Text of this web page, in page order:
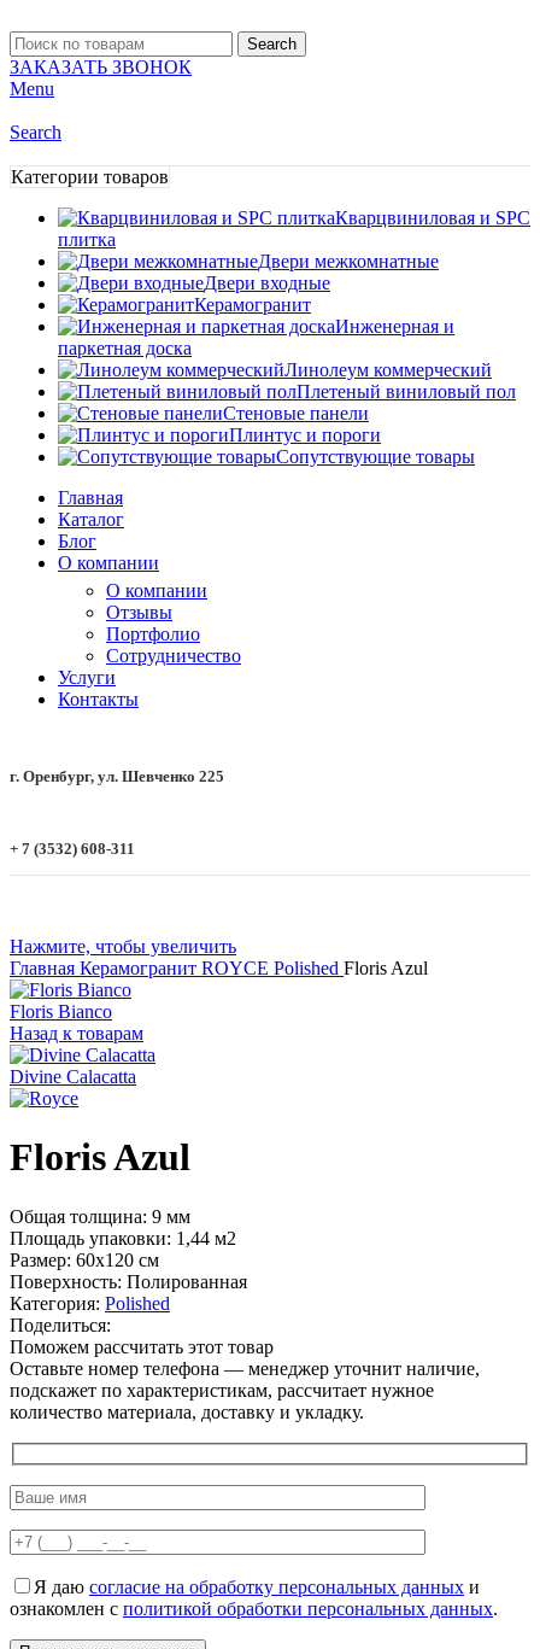
Search
ЗАКАЗАТЬ ЗВОНОК
Menu
Search
Категории товаров
Кварцвиниловая и SPC
плитка
Двери межкомнатные
Двери входные
Керамогранит
Инженерная и
паркетная доска
Линолеум коммерческий
Плетеный виниловый пол
Стеновые панели
Плинтус и пороги
Сопутствующие товары
Главная
Каталог
Блог
О компании
О компании
Отзывы
Портфолио
Сотрудничество
Услуги
Контакты
г. Оренбург, ул. Шевченко 225
+ 7 (3532) 608-311
Нажмите, чтобы увеличить
Главная Керамогранит ROYCE Polished Floris Azul
Floris Bianco
Назад к товарам
Divine Calacatta
Floris Azul
Общая толщина: 9 мм
Площадь упаковки: 1,44 м2
Размер: 60х120 см
Поверхность: Полированная
Категория: Polished
Поделиться:
Поможем рассчитать этот товар
Оставьте номер телефона — менеджер уточнит наличие,
подскажет по характеристикам, рассчитает нужное
количество материала, доставку и укладку.
Я даю согласие на обработку персональных данных и
ознакомлен с политикой обработки персональных данных.